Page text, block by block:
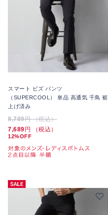
スマート ビズ パンツ
（SUPERCOOL） 単品 高通気 千鳥 裾
上げ済み
8,789円 （税込）
7,689円 （税込）
12%OFF